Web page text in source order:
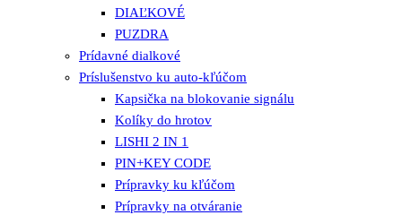
DIAĽKOVÉ
PUZDRA
Prídavné dialkové
Príslušenstvo ku auto-kľúčom
Kapsička na blokovanie signálu
Kolíky do hrotov
LISHI 2 IN 1
PIN+KEY CODE
Prípravky ku kľúčom
Prípravky na otváranie